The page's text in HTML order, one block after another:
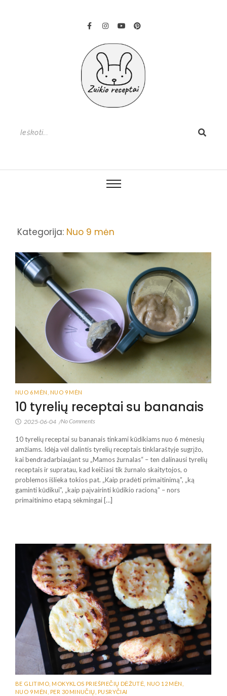
Kategorija: Nuo 9 mėn
NUO 6 MĖN NUO 9 MĖN
10 tyrelių receptai su bananais
2025-06-04 /No Comments
10 tyrelių receptai su bananais tinkami kūdikiams nuo 6 mėnesių
amžiams. Idėja vėl dalintis tyrelių receptais tinklaraštyje sugrįžo,
kai bendradarbiaujant su „Mamos žurnalas“ – ten dalinausi tyrelių
receptais ir supratau, kad keičiasi tik žurnalo skaitytojos, o
problemos išlieka tokios pat. „Kaip pradėti primaitinimą”, „ką
gaminti kūdikui”, „kaip paįvairinti kūdikio racioną” – nors
primaitinimo etapą sėkmingai […]
BE GLITIMO MOKYKLOS PRIEŠPIEČIŲ DĖŽUTĖ NUO 12 MĖN
NUO 9 MĖN
PER 30 MINUČIŲ PUSRYČIAI